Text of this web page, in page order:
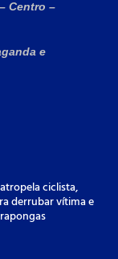
Centro –
e
ciclista,
derrubar vítima e